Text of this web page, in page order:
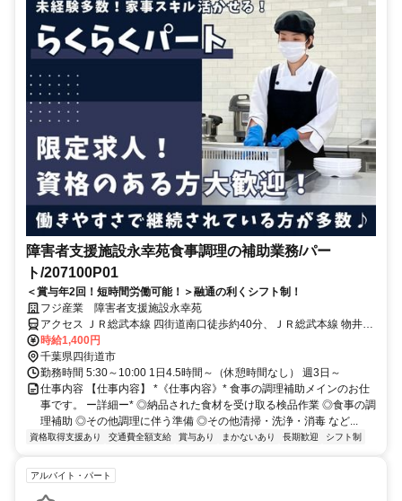
障害者支援施設永幸苑食事調理の補助業務/パー
ト/207100P01
＜賞与年2回！短時間労働可能！＞融通の利くシフト制！
フジ産業 障害者支援施設永幸苑
アクセス ＪＲ総武本線 四街道南口徒歩約40分、ＪＲ総武本線 物井西
口徒歩約43分、千葉都市モノレール２号線 千城台北出入口1徒歩約56
分 ＪＲ総武本線 四街道駅 車８分
時給1,400円
千葉県四街道市
勤務時間 5:30～10:00 1日4.5時間～（休憩時間なし） 週3日～
仕事内容 【仕事内容】 *《仕事内容》* 食事の調理補助メインのお仕
事です。 ー詳細ー* ◎納品された食材を受け取る検品作業 ◎食事の調
理補助 ◎その他調理に伴う準備 ◎その他清掃・洗浄・消毒 など...
資格取得支援あり 交通費全額支給 賞与あり まかないあり 長期歓迎 シフト制
アルバイト・パート